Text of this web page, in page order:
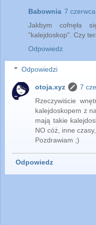
Babownia 7
Jakbym cofnęła
"kalejdoskop". Czy
Odpowiedz
Odpowiedzi
otoja.xyz
7
Rzeczywiście
kalejdoskopem z
mają takie
NO cóż, inne
Pozdrawiam ;)
Odpowiedz